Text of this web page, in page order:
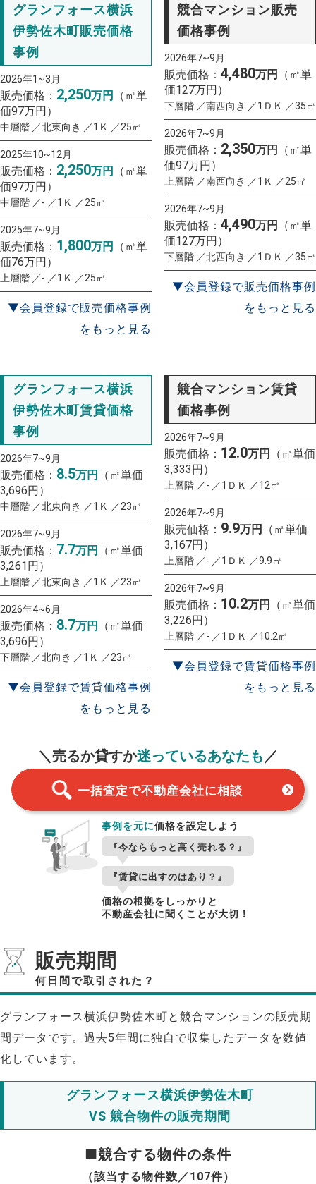
グランフォース横浜
伊勢佐木町販売価格
事例
2026年1~3月
販売価格： 2,250万円
（㎡単
価97万円）
中層階 ／北東向き ／1Ｋ ／25㎡
2025年10~12月
販売価格： 2,250万円
（㎡単
価97万円）
中層階 ／- ／1Ｋ ／25㎡
2025年7~9月
販売価格： 1,800万円
（㎡単
価76万円）
上層階 ／- ／1Ｋ ／25㎡
▼会員登録で販売価格事例
をもっと見る
競合マンション販売
価格事例
2026年7~9月
販売価格： 4,480万円
（㎡単
価127万円）
下層階 ／南西向き ／1ＤＫ ／35㎡
2026年7~9月
販売価格： 2,350万円
（㎡単
価97万円）
上層階 ／南西向き ／1Ｋ ／25㎡
2026年7~9月
販売価格： 4,490万円
（㎡単
価127万円）
下層階 ／北西向き ／1ＤＫ ／35㎡
▼会員登録で販売価格事例
をもっと見る
グランフォース横浜
伊勢佐木町賃貸価格
事例
2026年7~9月
販売価格： 8.5万円
（㎡単価
3,696円）
中層階 ／北東向き ／1Ｋ ／23㎡
2026年7~9月
販売価格： 7.7万円
（㎡単価
3,261円）
上層階 ／北東向き ／1Ｋ ／23㎡
2026年4~6月
販売価格： 8.7万円
（㎡単価
3,696円）
下層階 ／北向き ／1Ｋ ／23㎡
▼会員登録で賃貸価格事例
をもっと見る
競合マンション賃貸
価格事例
2026年7~9月
販売価格： 12.0万円
（㎡単価
3,333円）
上層階 ／- ／1ＤＫ ／12㎡
2026年7~9月
販売価格： 9.9万円
（㎡単価
3,167円）
上層階 ／- ／1ＤＫ ／9.9㎡
2026年7~9月
販売価格： 10.2万円
（㎡単価
3,226円）
上層階 ／- ／1ＤＫ ／10.2㎡
▼会員登録で賃貸価格事例
をもっと見る
＼売るか貸すか迷っているあなたも／
一括査定で不動産会社に相談
事例を元に価格を設定しよう
『今ならもっと高く売れる？』
『賃貸に出すのはあり？』
価格の根拠をしっかりと
不動産会社に聞くことが大切！
販売期間
何日間で取引された？
グランフォース横浜伊勢佐木町と競合マンションの販売期
間データです。過去5年間に独自で収集したデータを数値
化しています。
グランフォース横浜伊勢佐木町
VS 競合物件の販売期間
■競合する物件の条件
（該当する物件数／107件）